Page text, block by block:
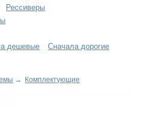
Рессиверы
дешевые Сначала дорогие
→ Комплектующие